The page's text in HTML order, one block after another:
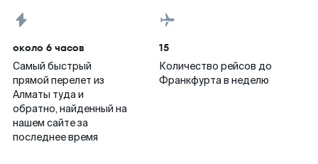
около 6 часов
Самый быстрый
прямой перелет из
Алматы туда и
обратно, найденный на
нашем сайте за
последнее время
15
Количество рейсов до
Франкфурта в неделю